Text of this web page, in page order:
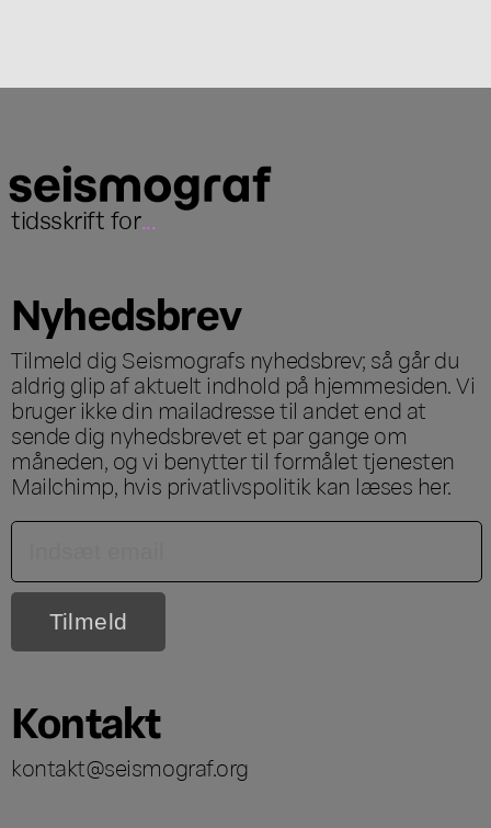
tidsskrift for...
Nyhedsbrev
Tilmeld dig Seismografs nyhedsbrev; så går du
aldrig glip af aktuelt indhold på hjemmesiden. Vi
bruger ikke din mailadresse til andet end at
sende dig nyhedsbrevet et par gange om
måneden, og vi benytter til formålet tjenesten
Mailchimp, hvis privatlivspolitik kan læses her.
Kontakt
kontakt@seismograf.org